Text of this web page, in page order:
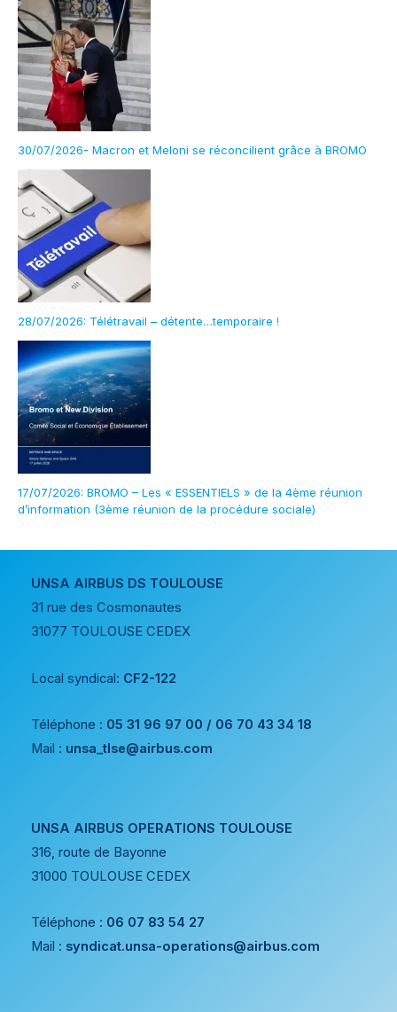
30/07/2026- Macron et Meloni se réconcilient grâce à BROMO
28/07/2026: Télétravail – détente…temporaire !
17/07/2026: BROMO – Les « ESSENTIELS » de la 4ème réunion
d’information (3ème réunion de la procédure sociale)
UNSA AIRBUS DS TOULOUSE
31 rue des Cosmonautes
31077 TOULOUSE CEDEX
Local syndical: CF2-122
Téléphone : 05 31 96 97 00 / 06 70 43 34 18
Mail : unsa_tlse@airbus.com
UNSA AIRBUS OPERATIONS TOULOUSE
316, route de Bayonne
31000 TOULOUSE CEDEX
Téléphone : 06 07 83 54 27
Mail : syndicat.unsa-operations@airbus.com